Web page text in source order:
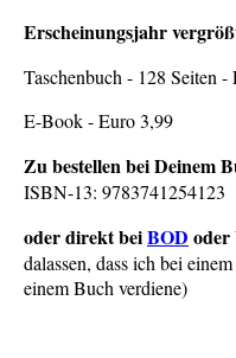
Erscheinungsjahr
Taschenbuch - 128 Seiten -
E-Book - Euro 3,99
Zu bestellen bei Deinem
ISBN-13: 9783741254123
oder direkt beiBOD oder
dalassen, dass ich bei
einem Buch verdiene)